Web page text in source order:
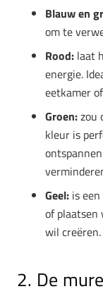
Blauw en
om te
Rood: laat
energie.
eetkamer
Groen:zou
kleur is
Geel: is
of
wil creëren.
2. De